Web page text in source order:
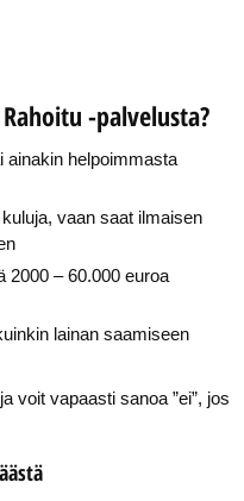
-palvelusta?
ainakin helpoimmasta
vaan saat ilmaisen
2000 – 60.000 euroa
lainan saamiseen
voit vapaasti sanoa ”ei”, jos